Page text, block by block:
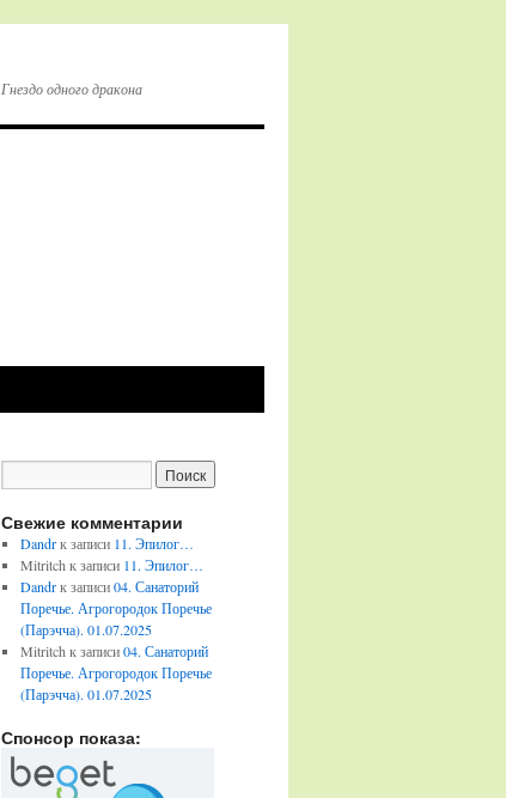
Гнездо одного дракона
Свежие комментарии
Dandrк записи 11. Эпилог…
Mitritch к записи 11. Эпилог…
Dandrк записи04. Санаторий
Поречье. Агрогородок Поречье
(Парэчча). 01.07.2025
Mitritch к записи04. Санаторий
Поречье. Агрогородок Поречье
(Парэчча). 01.07.2025
Спонсор показа: